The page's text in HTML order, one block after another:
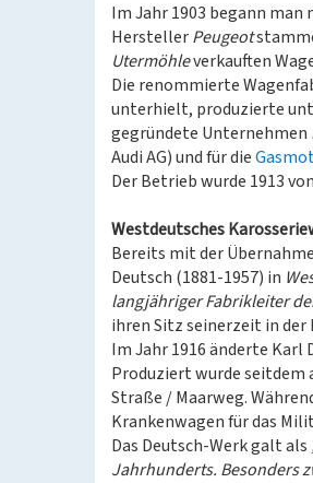
Im Jahr 1903 begann
HerstellerPeugeot
Utermöhleverkauften
Die renommierte
unterhielt, produzierte
gegründete Unternehmen
Audi AG) und für die
Der Betrieb wurde 1913
Westdeutsches
Bereits mit der
Deutsch (1881-1957) in
langjähriger Fabrikleiter
ihren Sitz seinerzeit in der
Im Jahr 1916 änderte Karl
Produziert wurde seitdem
Straße / Maarweg.
Krankenwagen für das
Das Deutsch-Werk galt als
Jahrhunderts. Besonders